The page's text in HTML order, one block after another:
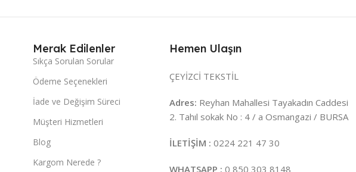
Merak Edilenler
Sıkça Sorulan Sorular
Ödeme Seçenekleri
İade ve Değişim Süreci
Müşteri Hizmetleri
Blog
Kargom Nerede ?
Hemen Ulaşın
ÇEYİZCİ TEKSTİL
Adres: Reyhan Mahallesi Tayakadın Caddesi
2. Tahıl sokak No : 4 / a Osmangazi / BURSA
İLETİŞİM : 0224 221 47 30
WHATSAPP : 0 850 303 8148